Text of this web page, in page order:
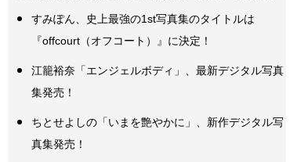
すみぽん、史上最強の1st写真集のタイトルは
『offcourt（オフコート）』に決定！
江籠裕奈「エンジェルボディ」、最新デジタル写真
集発売！
ちとせよしの「いまを艶やかに」、新作デジタル写
真集発売！